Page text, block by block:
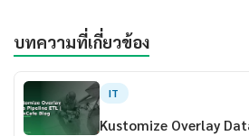
บทความที่เกี่ยวข้อง
IT
Kustomize Overlay